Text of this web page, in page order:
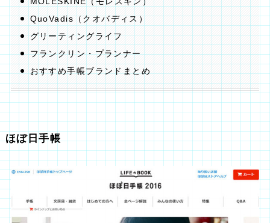
QuoVadis（クオバディス）
グリーティングライフ
フランクリン・プランナー‎
おすすめ手帳ブランドまとめ
ほぼ日手帳